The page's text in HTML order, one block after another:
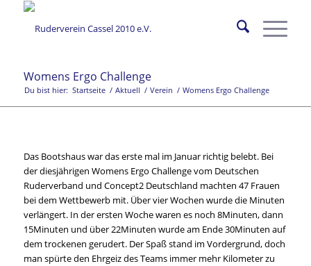
Womens Ergo Challenge
Du bist hier: Startseite / Aktuell / Verein / Womens Ergo Challenge
Das Bootshaus war das erste mal im Januar richtig belebt. Bei
der diesjährigen Womens Ergo Challenge vom Deutschen
Ruderverband und Concept2 Deutschland machten 47 Frauen
bei dem Wettbewerb mit. Über vier Wochen wurde die Minuten
verlängert. In der ersten Woche waren es noch 8Minuten, dann
15Minuten und über 22Minuten wurde am Ende 30Minuten auf
dem trockenen gerudert. Der Spaß stand im Vordergrund, doch
man spürte den Ehrgeiz des Teams immer mehr Kilometer zu